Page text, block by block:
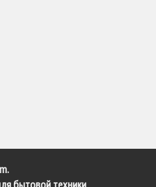
бытовой техники